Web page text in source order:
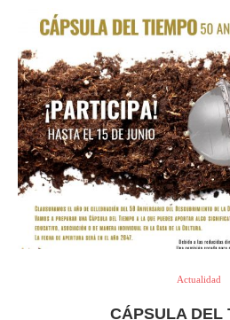
Actualidad
CÁPSULA DEL